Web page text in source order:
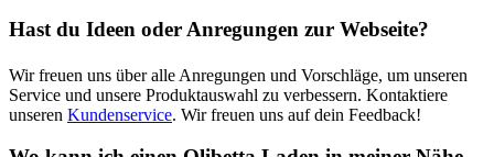
Hast du Ideen oder Anregungen zur Webseite?
Wir freuen uns über alle Anregungen und Vorschläge, um unseren
Service und unsere Produktauswahl zu verbessern. Kontaktiere
unseren Kundenservice. Wir freuen uns auf dein Feedback!